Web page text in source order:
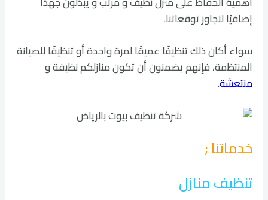
إضافيًا لتجاوز توقعاتنا.
سواء أكان ذلك تنظيفًا عميقًا لمرة واحدة أو تنظيفًا للصيانة
المنتظمة، فإنهم يضمنون أن تكون منازلكم نظيفة و
منتعشة.
خدماتنا ;
تنظيف منازل